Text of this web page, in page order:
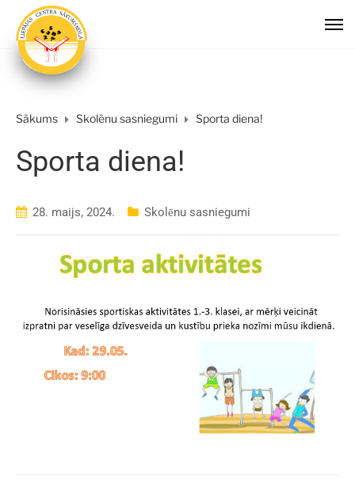
Sākums Skolēnu sasniegumi Sporta diena!
Sporta diena!
28. maijs, 2024. Skolēnu sasniegumi